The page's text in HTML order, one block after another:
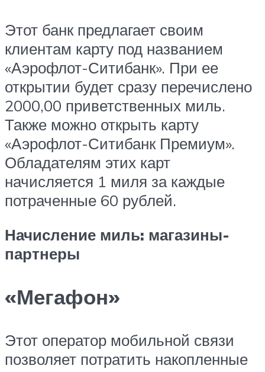
Этот банк предлагает своим
клиентам карту под названием
«Аэрофлот-Ситибанк». При ее
открытии будет сразу перечислено
2000,00 приветственных миль.
Также можно открыть карту
«Аэрофлот-Ситибанк Премиум».
Обладателям этих карт
начисляется 1 миля за каждые
потраченные 60 рублей.
Начисление миль: магазины-
партнеры
«Мегафон»
Этот оператор мобильной связи
позволяет потратить накопленные